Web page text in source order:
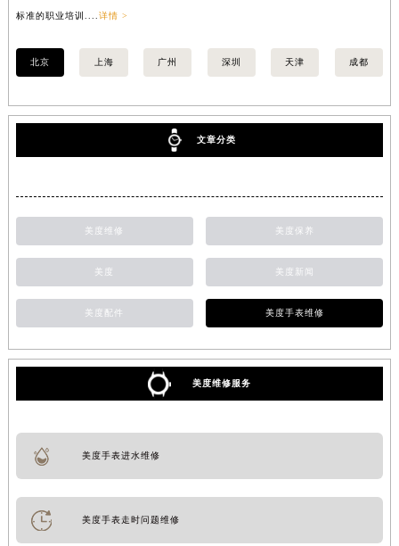
标准的职业培训.... 详情 >
北京 上海 广州 深圳 天津 成都
文章分类
美度维修 美度保养
美度 美度新闻
美度配件 美度手表维修
美度维修服务
美度手表进水维修
美度手表走时问题维修